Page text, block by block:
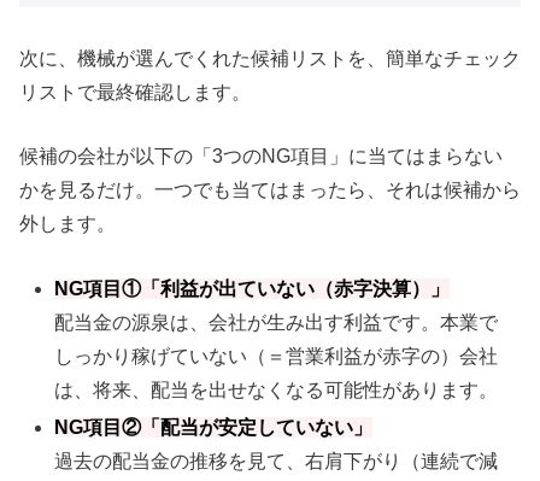
次に、機械が選んでくれた候補リストを、簡単なチェック
リストで最終確認します。
候補の会社が以下の「3つのNG項目」に当てはまらない
かを見るだけ。一つでも当てはまったら、それは候補から
外します。
NG項目①「利益が出ていない（赤字決算）」
配当金の源泉は、会社が生み出す利益です。本業で
しっかり稼げていない（＝営業利益が赤字の）会社
は、将来、配当を出せなくなる可能性があります。
NG項目②「配当が安定していない」
過去の配当金の推移を見て、右肩下がり（連続で減